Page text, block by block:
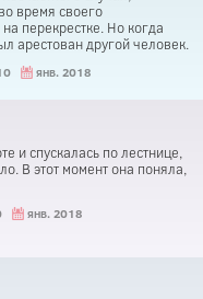
время своего
перекрестке. Но когда
арестован другой человек.
янв. 2018
и спускалась по лестнице,
В этот момент она поняла,
янв. 2018